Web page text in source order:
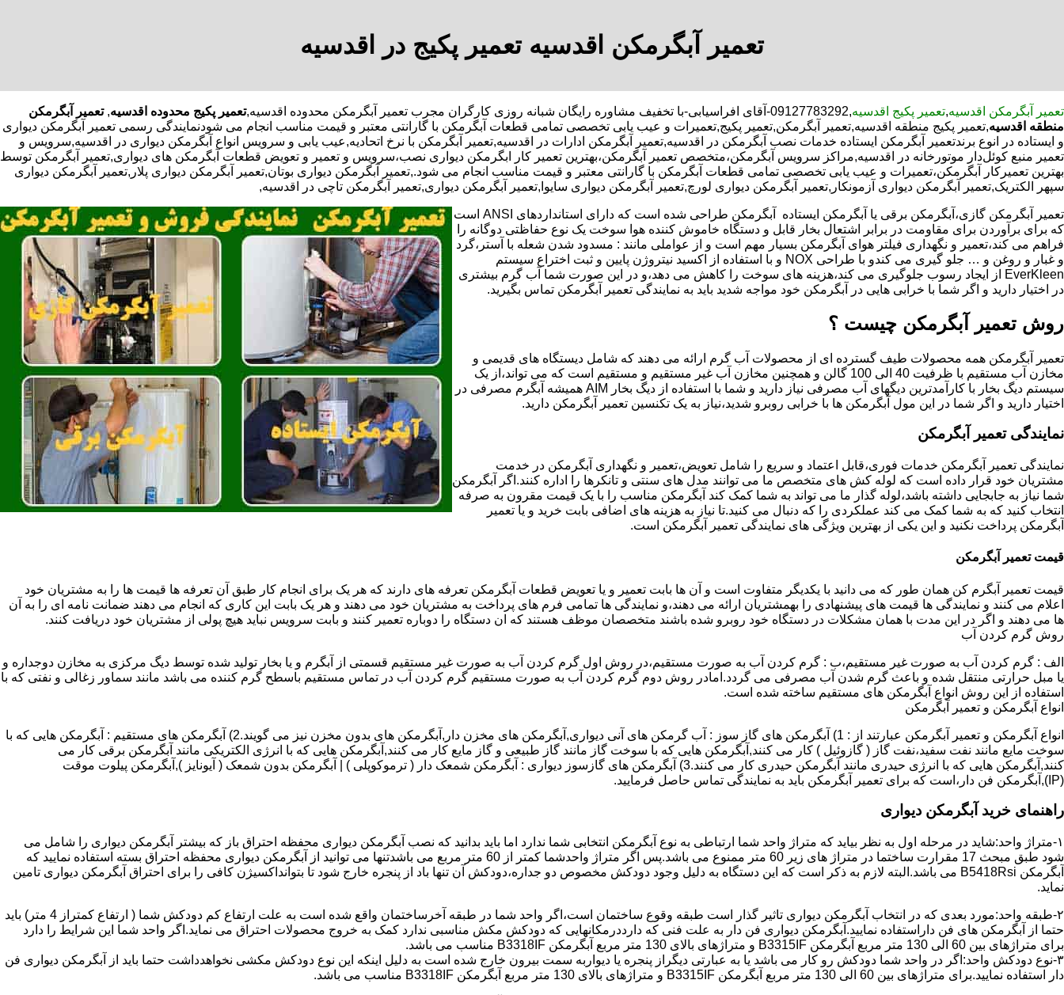
تعمیر آبگرمکن اقدسیه تعمیر پکیج در اقدسیه
تعمیر آبگرمکن اقدسیه,تعمیر پکیج اقدسیه,09127783292-آقای افراسیابی-با تخفیف مشاوره رایگان شبانه روزی کارگران مجرب تعمیر آبگرمکن محدوده اقدسیه, تعمیر پکیج محدوده اقدسیه, تعمیر آبگرمکن
منطقه اقدسیه,تعمیر پکیج منطقه اقدسیه,تعمیر آبگرمکن,تعمیر پکیج,تعمیرات و عیب یابی تخصصی تمامی قطعات آبگرمکن با گارانتی معتبر و قیمت مناسب انجام می شودنمایندگی رسمی تعمیر آبگرمکن دیواری
و ایستاده در انوع برندتعمیر آبگرمکن ایستاده خدمات نصب آبگرمکن در اقدسیه,تعمیر آبگرمکن ادارات در اقدسیه,تعمیر آبگرمکن با نرخ اتحادیه,عیب یابی و سرویس انواع آبگرمکن دیواری در اقدسیه,سرویس و
تعمیر منبع کوئل‌دار موتورخانه در اقدسیه,مراکز سرویس آبگرمکن،متخصص تعمیر آبگرمکن،بهترین تعمیر کار ابگرمکن دیواری نصب،سرویس و تعمیر و تعویض قطعات آبگرمکن های دیواری,تعمیر آبگرمکن توسط
بهترین تعمیرکار آبگرمکن،تعمیرات و عیب یابی تخصصی تمامی قطعات آبگرمکن با گارانتی معتبر و قیمت مناسب انجام می شود.,تعمیر آبگرمکن دیواری بوتان,تعمیر آبگرمکن دیواری پلار,تعمیر آبگرمکن دیواری
سپهر الکتریک,تعمیر آبگرمکن دیواری آزمونکار,تعمیر آبگرمکن دیواری لورچ,تعمیر آبگرمکن دیواری سایوا,تعمیر آبگرمکن دیواری,تعمیر آبگرمکن تاچی در اقدسیه,
تعمیر آبگرمکن گازی،آبگرمکن برقی یا آبگرمکن ایستاده ​ آبگرمکن طراحی شده است که دارای استانداردهای ANSI است
که برای برآوردن برای مقاومت در برابر اشتعال بخار قابل و دستگاه خاموش کننده هوا سوخت یک نوع حفاظتی دوگانه را
فراهم می کند،تعمیر و نگهداری فیلتر هوای آبگرمکن بسیار مهم است و از عواملی مانند : مسدود شدن شعله با آستر،گرد
و غبار و روغن و … جلو گیری می کندو با طراحی NOX و با استفاده از اکسید نیتروژن پایین و ثبت اختراع سیستم
EverKleen از ایجاد رسوب جلوگیری می کند،هزینه های سوخت را کاهش می دهد،و در این صورت شما آب گرم بیشتری
در اختیار دارید و اگر شما با خرابی هایی در آبگرمکن خود مواجه شدید باید به نمایندگی تعمیر آبگرمکن تماس بگیرید.
روش تعمیر آبگرمکن چیست ؟
تعمیر آبگرمکن همه محصولات طیف گسترده ای از محصولات آب گرم ارائه می دهند که شامل دیستگاه های قدیمی و
مخازن آب مستقیم با ظرفیت 40 الی 100 گالن و همچنین مخازن آب غیر مستقیم و مستقیم است که می تواند،از یک
سیستم دیگ بخار با کارآمدترین دیگهای آب مصرفی نیاز دارید و شما با استفاده از دیگ بخار AIM همیشه آبگرم مصرفی در
اختیار دارید و اگر شما در این مول آبگرمکن ها با خرابی روبرو شدید،نیاز به یک تکنسین تعمیر آبگرمکن دارید.
نمایندگی تعمیر آبگرمکن
نمایندگی تعمیر آبگرمکن خدمات فوری،قابل اعتماد و سریع را شامل تعویض،تعمیر و نگهداری آبگرمکن در خدمت
مشتریان خود قرار داده است که لوله کش های متخصص ما می توانند مدل های سنتی و تانکرها را اداره کنند.اگر آبگرمکن
شما نیاز به جابجایی داشته باشد،لوله گذار ما می تواند به شما کمک کند آبگرمکن مناسب را با یک قیمت مقرون به صرفه
انتخاب کنید که به شما کمک می کند عملکردی را که دنبال می کنید.تا نیاز به هزینه های اضافی بابت خرید و یا تعمیر
آبگرمکن پرداخت نکنید و این یکی از بهترین ویژگی های نمایندگی تعمیر آبگرمکن است.
قیمت تعمیر آبگرمکن
قیمت تعمیر آبگرم کن همان طور که می دانید با یکدیگر متفاوت است و آن ها بابت تعمیر و یا تعویض قطعات آبگرمکن تعرفه های دارند که هر یک برای انجام کار طبق آن تعرفه ها قیمت ها را به مشتریان خود
اعلام می کنند و نمایندگی ها قیمت های پیشنهادی را بهمشتریان ارائه می دهند،و نمایندگی ها تمامی فرم های پرداخت به مشتریان خود می دهند و هر یک بابت این کاری که انجام می دهند ضمانت نامه ای را به آن
ها می دهند و اگر در این مدت با همان مشکلات در دستگاه خود روبرو شده باشند متخصصان موظف هستند که ان دستگاه را دوباره تعمیر کنند و بابت سرویس نباید هیچ پولی از مشتریان خود دریافت کنند.
روش گرم کردن آب
الف : گرم کردن آب به صورت غیر مستقیم،ب : گرم کردن آب به صورت مستقیم،در روش اول گرم کردن آب به صورت غیر مستقیم قسمتی از آبگرم و یا بخار تولید شده توسط دیگ مرکزی به مخازن دوجداره و
یا مبل حرارتی منتقل شده و باعث گرم شدن آب مصرفی می گردد.امادر روش دوم گرم کردن آب به صورت مستقیم گرم کردن آب در تماس مستقیم باسطح گرم کننده می باشد مانند سماور زغالی و نفتی که با
استفاده از این روش انواع آبگرمکن های مستقیم ساخته شده است.
انواع آبگرمکن و تعمیر آبگرمکن
انواع آبگرمکن و تعمیر آبگرمکن عبارتند از : 1) آبگرمکن های گاز سوز : آب گرمکن های آنی دیواری,آبگرمکن های مخزن دار,آبگرمکن های بدون مخزن نیز می گویند.2) آبگرمکن های مستقیم : آبگرمکن هایی که با
سوخت مایع مانند نفت سفید،نفت گاز ( گازوئیل ) کار می کنند,آبگرمکن هایی که با سوخت گاز مانند گاز طبیعی و گاز مایع کار می کنند,آبگرمکن هایی که با انرژی الکتریکی مانند آبگرمکن برقی کار می
کنند,آبگرمکن هایی که با انرژی حیدری مانند آبگرمکن حیدری کار می کنند.3) آبگرمکن های گازسوز دیواری : آبگرمکن شمعک دار ( ترموکوپلی ) | آبگرمکن بدون شمعک ( آیونایز ),آبگرمکن پیلوت موقت
(IP),آبگرمکن فن دار،است که برای تعمیر آبگرمکن باید به نمایندگی تماس حاصل فرمایید.
راهنمای خرید آبگرمکن دیواری
۱-متراژ واحد:شاید در مرحله اول به نظر بیاید که متراژ واحد شما ارتباطی به نوع آبگرمکن انتخابی شما ندارد اما باید بدانید که نصب آبگرمکن دیواری محفظه احتراق باز که بیشتر آبگرمکن دیواری را شامل می
شود طبق مبحث 17 مقرارت ساختما در متراژ های زیر 60 متر ممنوع می باشد.پس اگر متراژ واحدشما کمتر از 60 متر مربع می باشدتنها می توانید از آبگرمکن دیواری محفظه احتراق بسته استفاده نمایید که
آبگرمکن B5418Rsi می باشد.البته لازم به ذکر است که این دستگاه به دلیل وجود دودکش مخصوص دو جداره،دودکش آن تنها باد از پنجره خارج شود تا بتوانداکسیژن کافی را برای احتراق آبگرمکن دیواری تامین
نماید.
۲-طبقه واحد:مورد بعدی که در انتخاب آبگرمکن دیواری تاثیر گذار است طبقه وقوع ساختمان است،اگر واحد شما در طبقه آخرساختمان واقع شده است به علت ارتفاع کم دودکش شما ( ارتفاع کمتراز 4 متر) باید
حتما از آبگرمکن های فن داراستفاده نمایید.آبگرمکن دیواری فن دار به علت فنی که دارددرمکانهایی که دودکش مکش مناسبی ندارد کمک به خروج محصولات احتراق می نماید.اگر واحد شما این شرایط را دارد
برای متراژهای بین 60 الی 130 متر مربع آبگرمکن B3315IF و متراژهای بالای 130 متر مربع آبگرمکن B3318IF مناسب می باشد.
۳-نوع دودکش واحد:اگر در واحد شما دودکش رو کار می باشد یا به عبارتی دیگراز پنجره یا دیواربه سمت بیرون خارج شده است به دلیل اینکه این نوع دودکش مکشی نخواهدداشت حتما باید از آبگرمکن دیواری فن
دار استفاده نمایید.برای متراژهای بین 60 الی 130 متر مربع آبگرمکن B3315IF و متراژهای بالای 130 متر مربع آبگرمکن B3318IF مناسب می باشد.